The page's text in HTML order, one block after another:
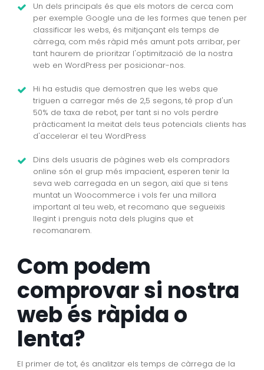
Un dels principals és que els motors de cerca com
per exemple Google una de les formes que tenen per
classificar les webs, és mitjançant els temps de
càrrega, com més ràpid més amunt pots arribar, per
tant haurem de prioritzar l'optimització de la nostra
web en WordPress per posicionar-nos.
Hi ha estudis que demostren que les webs que
triguen a carregar més de 2,5 segons, té prop d'un
50% de taxa de rebot, per tant si no vols perdre
pràcticament la meitat dels teus potencials clients has
d'accelerar el teu WordPress
Dins dels usuaris de pàgines web els compradors
online són el grup més impacient, esperen tenir la
seva web carregada en un segon, així que si tens
muntat un Woocommerce i vols fer una millora
important al teu web, et recomano que segueixis
llegint i prenguis nota dels plugins que et
recomanarem.
Com podem
comprovar si nostra
web és ràpida o
lenta?
El primer de tot, és analitzar els temps de càrrega de la